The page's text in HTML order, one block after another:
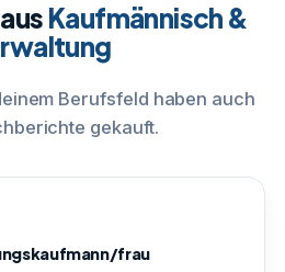
Kaufmännisch &
Berufsfeld haben auch
gekauft.
frau